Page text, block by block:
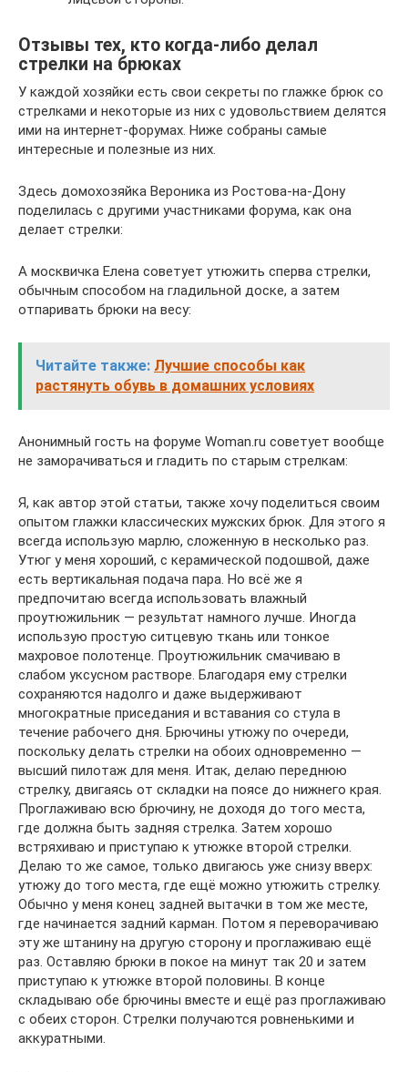
Отзывы тех, кто когда-либо делал
стрелки на брюках
У каждой хозяйки есть свои секреты по глажке брюк со
стрелками и некоторые из них с удовольствием делятся
ими на интернет-форумах. Ниже собраны самые
интересные и полезные из них.
Здесь домохозяйка Вероника из Ростова-на-Дону
поделилась с другими участниками форума, как она
делает стрелки:
А москвичка Елена советует утюжить сперва стрелки,
обычным способом на гладильной доске, а затем
отпаривать брюки на весу:
Читайте также: Лучшие способы как
растянуть обувь в домашних условиях
Анонимный гость на форуме Woman.ru советует вообще
не заморачиваться и гладить по старым стрелкам:
Я, как автор этой статьи, также хочу поделиться своим
опытом глажки классических мужских брюк. Для этого я
всегда использую марлю, сложенную в несколько раз.
Утюг у меня хороший, с керамической подошвой, даже
есть вертикальная подача пара. Но всё же я
предпочитаю всегда использовать влажный
проутюжильник — результат намного лучше. Иногда
использую простую ситцевую ткань или тонкое
махровое полотенце. Проутюжильник смачиваю в
слабом уксусном растворе. Благодаря ему стрелки
сохраняются надолго и даже выдерживают
многократные приседания и вставания со стула в
течение рабочего дня. Брючины утюжу по очереди,
поскольку делать стрелки на обоих одновременно —
высший пилотаж для меня. Итак, делаю переднюю
стрелку, двигаясь от складки на поясе до нижнего края.
Проглаживаю всю брючину, не доходя до того места,
где должна быть задняя стрелка. Затем хорошо
встряхиваю и приступаю к утюжке второй стрелки.
Делаю то же самое, только двигаюсь уже снизу вверх:
утюжу до того места, где ещё можно утюжить стрелку.
Обычно у меня конец задней вытачки в том же месте,
где начинается задний карман. Потом я переворачиваю
эту же штанину на другую сторону и проглаживаю ещё
раз. Оставляю брюки в покое на минут так 20 и затем
приступаю к утюжке второй половины. В конце
складываю обе брючины вместе и ещё раз проглаживаю
с обеих сторон. Стрелки получаются ровненькими и
аккуратными.